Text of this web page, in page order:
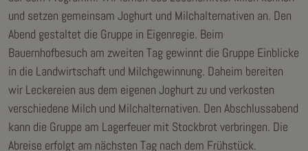
und setzen gemeinsam Joghurt und Milchalternativen an. Den
Abend gestaltet die Gruppe in Eigenregie. Beim
Bauernhofbesuch am zweiten Tag gewinnt die Gruppe Einblicke
in die Landwirtschaft und Milchgewinnung. Daheim bereiten
wir Leckereien aus dem eigenen Joghurt zu und verkosten
verschiedene Milch und Milchalternativen. Den Abschlussabend
kann die Gruppe am Lagerfeuer mit Stockbrot verbringen. Die
Abreise erfolgt am nächsten Tag nach dem Frühstück.